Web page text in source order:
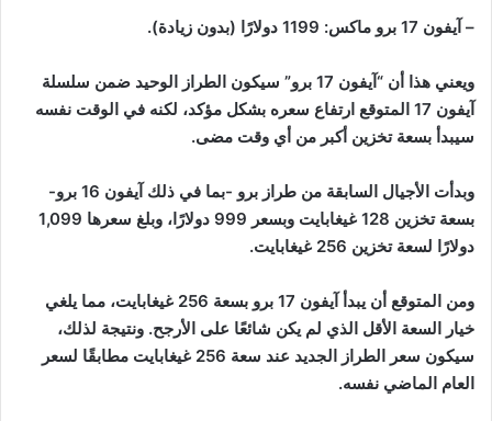
– آيفون 17 برو ماكس: 1199 دولارًا (بدون زيادة).
ويعني هذا أن “آيفون 17 برو” سيكون الطراز الوحيد ضمن سلسلة
آيفون 17 المتوقع ارتفاع سعره بشكل مؤكد، لكنه في الوقت نفسه
سيبدأ بسعة تخزين أكبر من أي وقت مضى.
وبدأت الأجيال السابقة من طراز برو -بما في ذلك آيفون 16 برو-
بسعة تخزين 128 غيغابايت وبسعر 999 دولارًا، وبلغ سعرها 1,099
دولارًا لسعة تخزين 256 غيغابايت.
ومن المتوقع أن يبدأ آيفون 17 برو بسعة 256 غيغابايت، مما يلغي
خيار السعة الأقل الذي لم يكن شائعًا على الأرجح. ونتيجة لذلك،
سيكون سعر الطراز الجديد عند سعة 256 غيغابايت مطابقًا لسعر
العام الماضي نفسه.